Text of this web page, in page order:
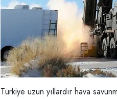
Türkiye uzun yıllardır hava